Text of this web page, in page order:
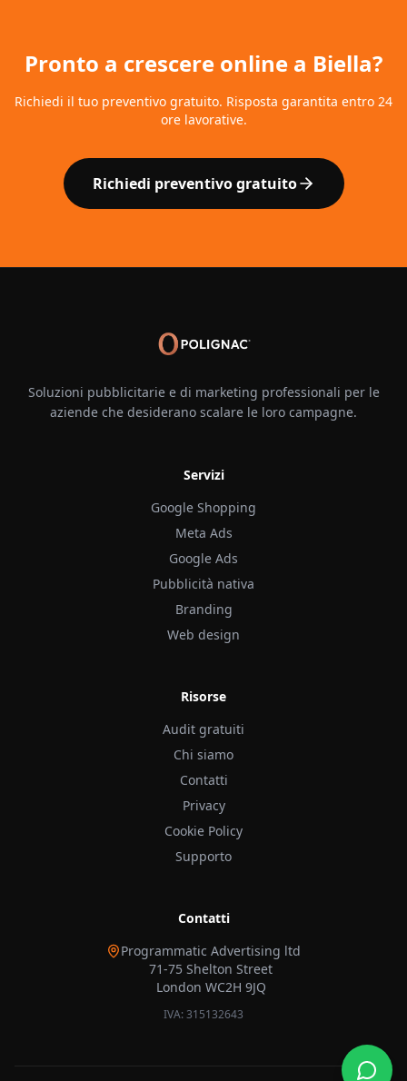
Pronto a crescere online a Biella?
Richiedi il tuo preventivo gratuito. Risposta garantita entro 24
ore lavorative.
Richiedi preventivo gratuito
Soluzioni pubblicitarie e di marketing professionali per le
aziende che desiderano scalare le loro campagne.
Servizi
Google Shopping
Meta Ads
Google Ads
Pubblicità nativa
Branding
Web design
Risorse
Audit gratuiti
Chi siamo
Contatti
Privacy
Cookie Policy
Supporto
Contatti
Programmatic Advertising ltd
71-75 Shelton Street
London WC2H 9JQ
IVA: 315132643